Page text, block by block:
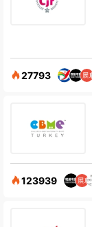
27793
123939